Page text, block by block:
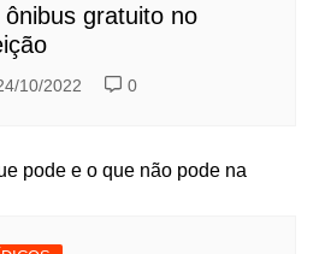
gratuito no
10/2022 0